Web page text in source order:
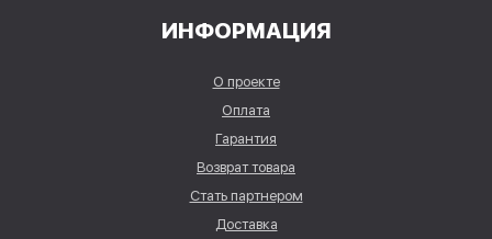
ИНФОРМАЦИЯ
О проекте
Оплата
Гарантия
Возврат товара
Стать партнером
Доставка